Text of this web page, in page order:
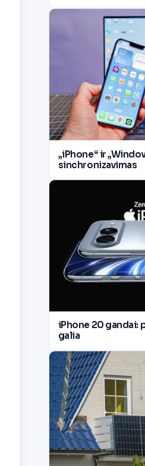
„iPhone“ ir
sinchronizavimas
iPhone 20 gandai:
galia